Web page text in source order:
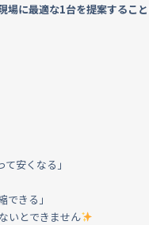
場に最適な1台を提案すること
安くなる」
できる」
いとできません